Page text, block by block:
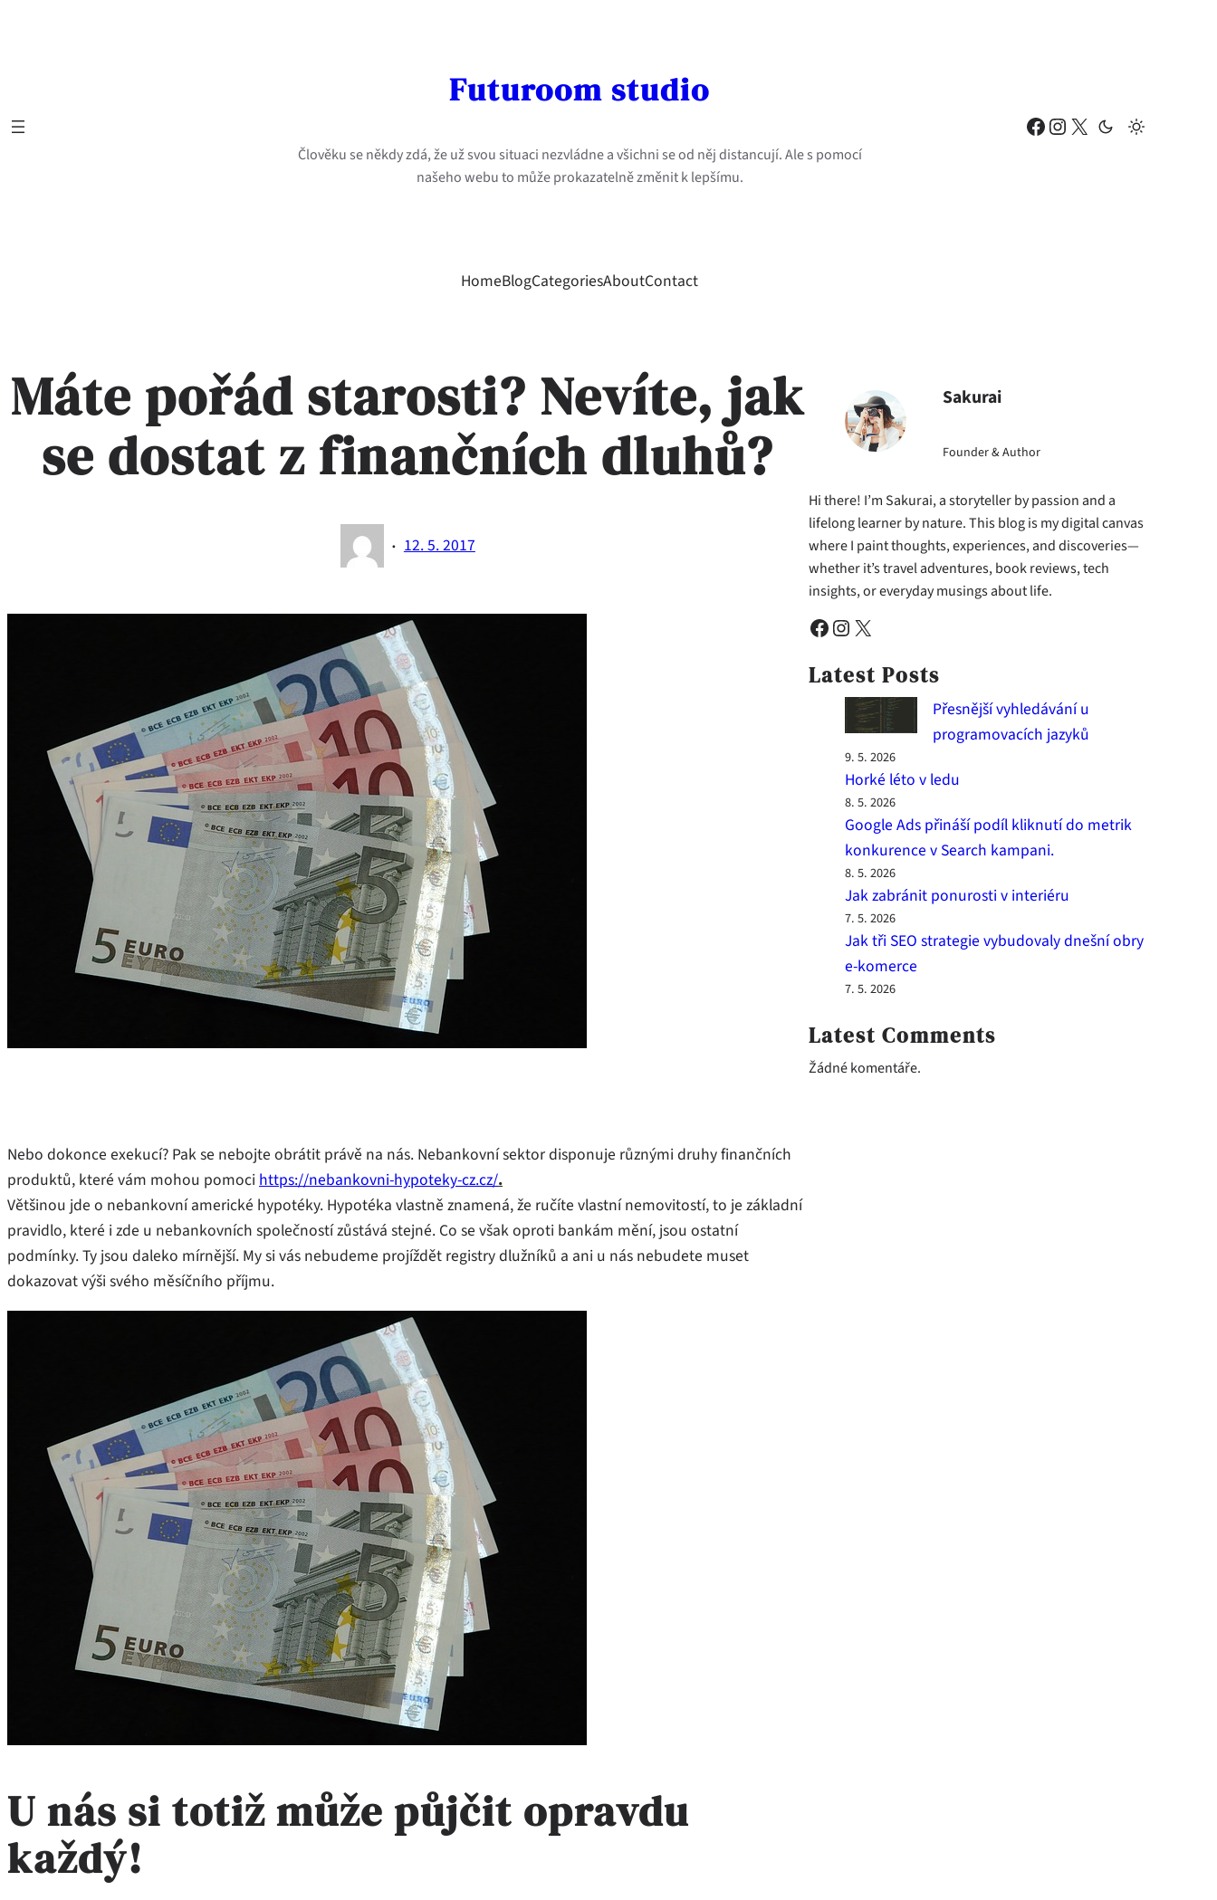
Futuroom studio
Člověku se někdy zdá, že už svou situaci nezvládne a všichni se od něj distancují. Ale s pomocí
našeho webu to může prokazatelně změnit k lepšímu.
Facebook Instagram X
HomeBlogCategoriesAboutContact
Máte pořád starosti? Nevíte, jak
se dostat z finančních dluhů?
· 12. 5. 2017
Nebo dokonce exekucí? Pak se nebojte obrátit právě na nás. Nebankovní sektor disponuje různými druhy finančních
produktů, které vám mohou pomoci https://nebankovni-hypoteky-cz.cz/.
Většinou jde o nebankovní americké hypotéky. Hypotéka vlastně znamená, že ručíte vlastní nemovitostí, to je základní
pravidlo, které i zde u nebankovních společností zůstává stejné. Co se však oproti bankám mění, jsou ostatní
podmínky. Ty jsou daleko mírnější. My si vás nebudeme projíždět registry dlužníků a ani u nás nebudete muset
dokazovat výši svého měsíčního příjmu.
U nás si totiž může půjčit opravdu
každý!
Sakurai
Founder & Author
Hi there! I’m Sakurai, a storyteller by passion and a
lifelong learner by nature. This blog is my digital canvas
where I paint thoughts, experiences, and discoveries—
whether it’s travel adventures, book reviews, tech
insights, or everyday musings about life.
Facebook Instagram X
Latest Posts
Přesnější vyhledávání u
programovacích jazyků
9. 5. 2026
Horké léto v ledu
8. 5. 2026
Google Ads přináší podíl kliknutí do metrik
konkurence v Search kampani.
8. 5. 2026
Jak zabránit ponurosti v interiéru
7. 5. 2026
Jak tři SEO strategie vybudovaly dnešní obry
e-komerce
7. 5. 2026
Latest Comments
Žádné komentáře.